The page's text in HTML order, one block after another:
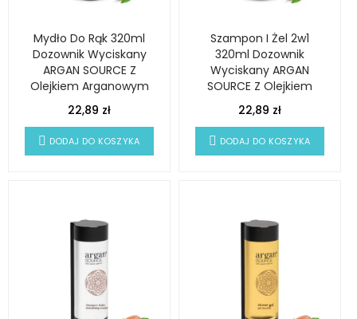
Mydło Do Rąk 320ml
Dozownik Wyciskany
ARGAN SOURCE Z
Olejkiem Arganowym
22,89 zł
DODAJ DO KOSZYKA
Szampon I Żel 2w1
320ml Dozownik
Wyciskany ARGAN
SOURCE Z Olejkiem
Arganowym
22,89 zł
DODAJ DO KOSZYKA